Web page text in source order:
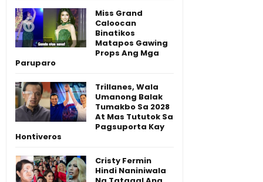
Miss Grand
Caloocan
Binatikos
Matapos Gawing
Props Ang Mga
Paruparo
Trillanes, Wala
Umanong Balak
Tumakbo Sa 2028
At Mas Tututok Sa
Pagsuporta Kay
Hontiveros
Cristy Fermin
Hindi Naniniwala